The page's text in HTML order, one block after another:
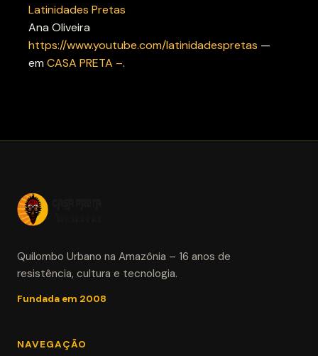
Latinidades Pretas
Ana Oliveira
https://www.youtube.com/latinidadespretas —
em CASA PRETA –.
Quilombo Urbano na Amazônia – 16 anos de
resistência, cultura e tecnologia.
Fundada em 2008
NAVEGAÇÃO